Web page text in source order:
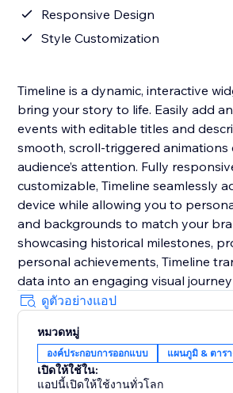
Responsive Design
Style Customization
Timeline is a dynamic, interactive
bring your story to life. Easily add
events with editable titles and
smooth, scroll-triggered
audience’s attention. Fully
customizable, Timeline seamlessly
device while allowing you to
and backgrounds to match your
showcasing historical milestones,
personal achievements, Timeline
data into an engaging visual journey
ดูตัวอย่างแอป
หมวดหมู่
องค์ประกอบการออกแบบ แผนภูมิ & ตาร
เปิดให้ใช้ใน:
แอปนี้เปิดให้ใช้งานทั่วโลก